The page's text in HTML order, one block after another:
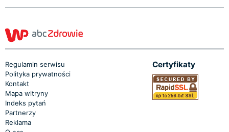
Regulamin serwisu
Polityka prywatności
Kontakt
Mapa witryny
Indeks pytań
Partnerzy
Reklama
Certyfikaty